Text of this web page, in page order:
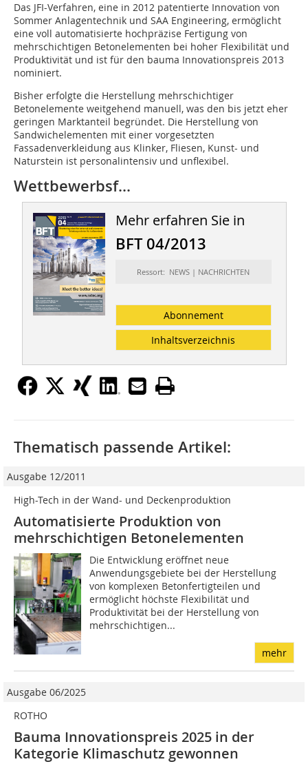
Das JFI-Verfahren, eine in 2012 patentierte Innovation von
Sommer Anlagentechnik und SAA Engineering, ermöglicht
eine voll automatisierte hochpräzise Fertigung von
mehrschichtigen Betonelementen bei hoher Flexibilität und
Produktivität und ist für den bauma Innovationspreis 2013
nominiert.
Bisher erfolgte die Herstellung mehrschichtiger
Betonelemente weitgehend manuell, was den bis jetzt eher
geringen Marktanteil begründet. Die Herstellung von
Sandwichelementen mit einer vorgesetzten
Fassadenverkleidung aus Klinker, Fliesen, Kunst- und
Naturstein ist personalintensiv und unflexibel.
Wettbewerbsf...
Mehr erfahren Sie in
BFT 04/2013
Ressort: NEWS | NACHRICHTEN
Abonnement
Inhaltsverzeichnis
Thematisch passende Artikel:
Ausgabe 12/2011
High-Tech in der Wand- und Deckenproduktion
Automatisierte Produktion von
mehrschichtigen Betonelementen
Die Entwicklung eröffnet neue
Anwendungsgebiete bei der Herstellung
von komplexen Betonfertigteilen und
ermöglicht höchste Flexibilität und
Produktivität bei der Herstellung von
mehrschichtigen...
mehr
Ausgabe 06/2025
ROTHO
Bauma Innovationspreis 2025 in der
Kategorie Klimaschutz gewonnen